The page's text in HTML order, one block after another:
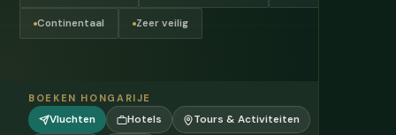
Continentaal Zeer veilig
BOEKEN HONGARIJE
Vluchten Hotels
Tours & Activiteiten